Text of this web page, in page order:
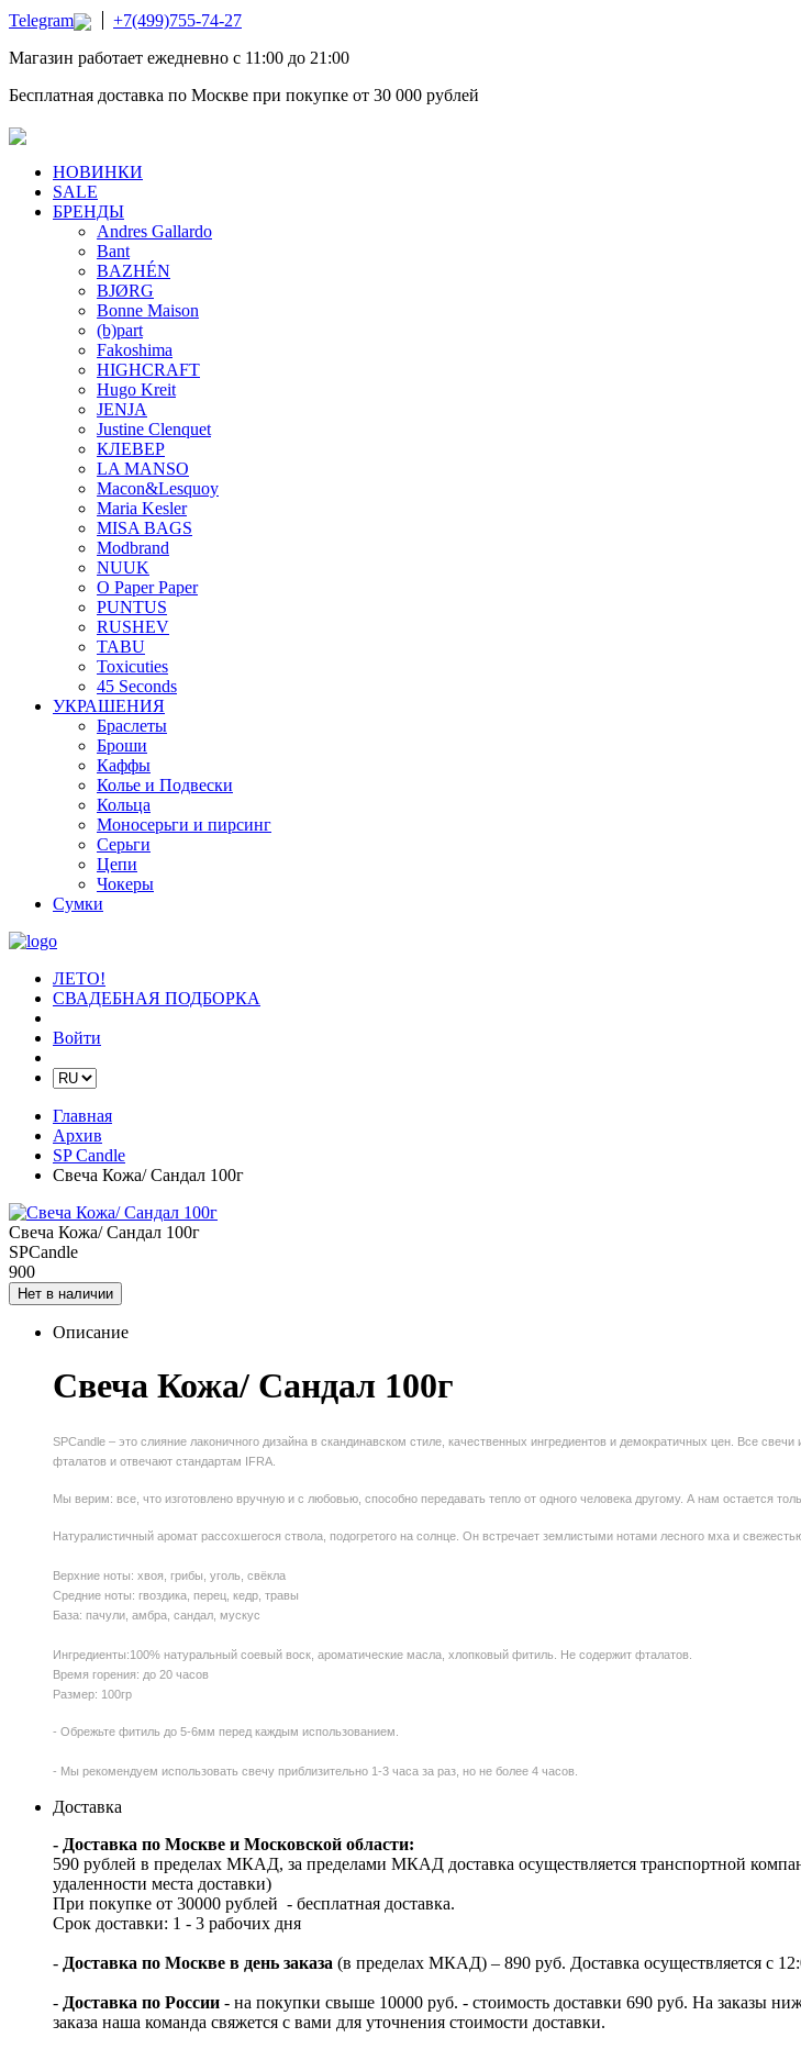
Telegram
+7(499)755-74-27
Магазин работает ежедневно с 11:00 до 21:00
Бесплатная доставка по Москве при покупке от 30 000 рублей
НОВИНКИ
SALE
БРЕНДЫ
Andres Gallardo
Bant
BAZHÉN
BJØRG
Bonne Maison
(b)part
Fakoshima
HIGHCRAFT
Hugo Kreit
JENJA
Justine Clenquet
КЛЕВЕР
LA MANSO
Macon&Lesquoy
Maria Kesler
MISA BAGS
Modbrand
NUUK
O Paper Paper
PUNTUS
RUSHEV
TABU
Toxicuties
45 Seconds
УКРАШЕНИЯ
Браслеты
Броши
Каффы
Колье и Подвески
Кольца
Моносерьги и пирсинг
Серьги
Цепи
Чокеры
Сумки
ЛЕТО!
СВАДЕБНАЯ ПОДБОРКА
Войти
Главная
Архив
SP Candle
Свеча Кожа/ Сандал 100г
Свеча Кожа/ Сандал 100г
SPCandle
900
Нет в наличии
Описание
Свеча Кожа/ Сандал 100г
SPCandle – это слияние лаконичного дизайна в скандинавском стиле, качественных ингредиентов и демократичных цен. Все
фталатов и отвечают стандартам IFRA.
Мы верим: все, что изготовлено вручную и с любовью, способно передавать тепло от одного человека другому. А нам остается
Натуралистичный аромат рассохшегося ствола, подогретого на солнце. Он встречает землистыми нотами лесного мха и
Верхние ноты: хвоя, грибы, уголь, свёкла
Средние ноты: гвоздика, перец, кедр, травы
База: пачули, амбра, сандал, мускус
Ингредиенты:100% натуральный соевый воск, ароматические масла, хлопковый фитиль. Не содержит фталатов.
Время горения: до 20 часов
Размер: 100гр
- Обрежьте фитиль до 5-6мм перед каждым использованием.
- Мы рекомендуем использовать свечу приблизительно 1-3 часа за раз, но не более 4 часов.
Доставка
- Доставка по Москве и Московской области:
590 рублей в пределах МКАД, за пределами МКАД доставка осуществляется транспортной
удаленности места доставки)
При покупке от 30000 рублей - бесплатная доставка.
Срок доставки: 1 - 3 рабочих дня
- Доставка по Москве в день заказа (в пределах МКАД) – 890 руб. Доставка осуществляется с
- Доставка по России - на покупки свыше 10000 руб. - стоимость доставки 690 руб. На заказы
заказа наша команда свяжется с вами для уточнения стоимости доставки.